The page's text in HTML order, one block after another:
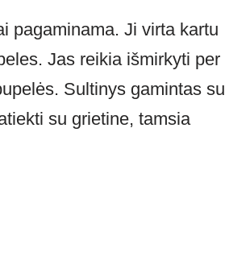
pagaminama. Ji virta kartu
Jas reikia išmirkyti per
Sultinys gamintas su
su grietine, tamsia